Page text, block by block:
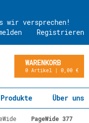
wir versprechen!
Registrieren
WARENKORB
0 Artikel | 0,00 €
Über uns
PageWide 377